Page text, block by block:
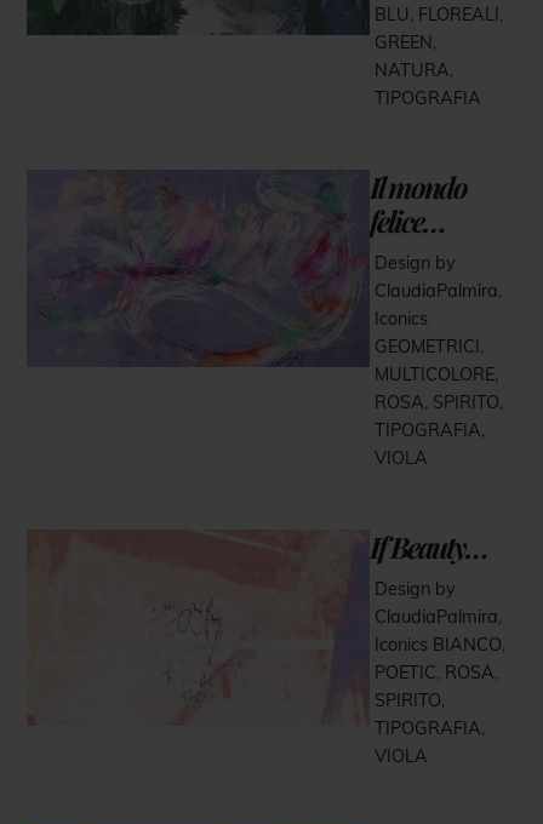
BLU, FLOREALI,
GREEN,
NATURA,
TIPOGRAFIA
Il mondo
felice…
Design by
ClaudiaPalmira,
Iconics
GEOMETRICI,
MULTICOLORE,
ROSA, SPIRITO,
TIPOGRAFIA,
VIOLA
If Beauty…
Design by
ClaudiaPalmira,
Iconics BIANCO,
POETIC, ROSA,
SPIRITO,
TIPOGRAFIA,
VIOLA